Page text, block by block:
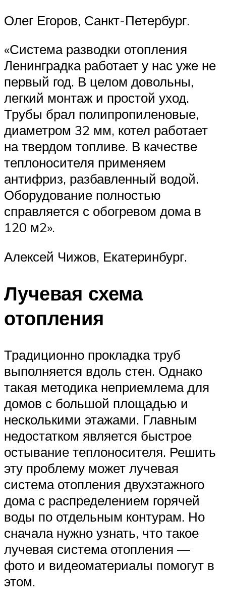
Олег Егоров, Санкт-Петербург.
«Система разводки отопления
Ленинградка работает у нас уже не
первый год. В целом довольны,
легкий монтаж и простой уход.
Трубы брал полипропиленовые,
диаметром 32 мм, котел работает
на твердом топливе. В качестве
теплоносителя применяем
антифриз, разбавленный водой.
Оборудование полностью
справляется с обогревом дома в
120 м2».
Алексей Чижов, Екатеринбург.
Лучевая схема
отопления
Традиционно прокладка труб
выполняется вдоль стен. Однако
такая методика неприемлема для
домов с большой площадью и
несколькими этажами. Главным
недостатком является быстрое
остывание теплоносителя. Решить
эту проблему может лучевая
система отопления двухэтажного
дома с распределением горячей
воды по отдельным контурам. Но
сначала нужно узнать, что такое
лучевая система отопления —
фото и видеоматериалы помогут в
этом.